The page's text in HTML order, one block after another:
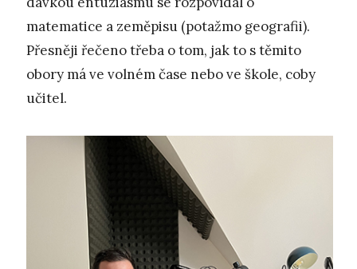
matematice a zeměpisu (potažmo geografii).
Přesněji řečeno třeba o tom, jak to s těmito
obory má ve volném čase nebo ve škole, coby
učitel.